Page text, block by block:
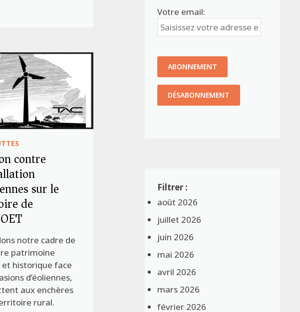
contre
sur le
de
notre cadre de
patrimoine
historique face
d’éoliennes,
aux enchères
rural.
Votre email:
août 2026
juillet 2026
juin 2026
mai 2026
avril 2026
mars 2026
février 2026